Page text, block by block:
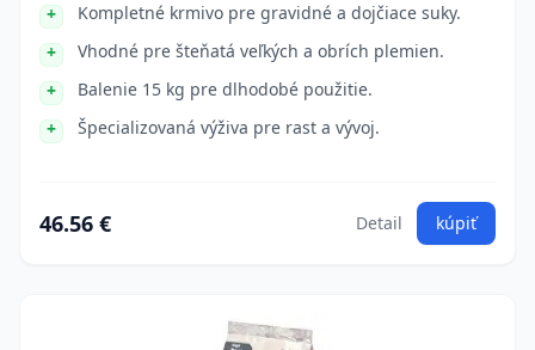
Kompletné krmivo pre gravidné a dojčiace suky.
Vhodné pre šteňatá veľkých a obrích plemien.
Balenie 15 kg pre dlhodobé použitie.
Špecializovaná výživa pre rast a vývoj.
46.56 € Detail kúpiť